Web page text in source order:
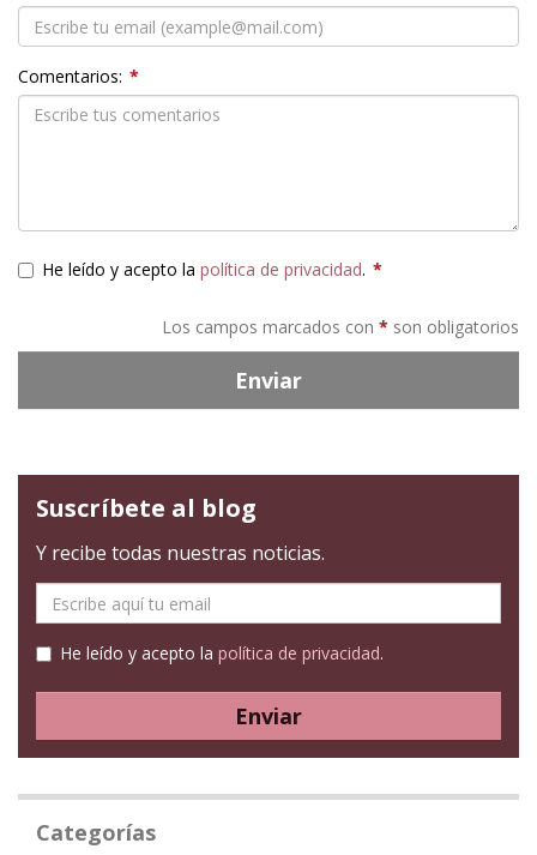
Comentarios: *
He leído y acepto la política de privacidad. *
Los campos marcados con * son obligatorios
Enviar
Suscríbete al blog
Y recibe todas nuestras noticias.
mail
He leído y acepto la política de privacidad.
Enviar
Categorías